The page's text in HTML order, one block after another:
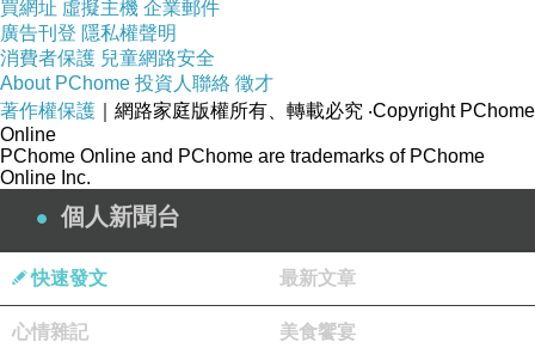
有可能下一秒就缺貨了！！
其他價格的部份及細節寫在這邊！
有興趣的話就連進去看看囉！
買網址 虛擬主機 企業郵件
廣告刊登 隱私權聲明
消費者保護 兒童網路安全
About PChome 投資人聯絡 徵才
著作權保護 ｜網路家庭版權所有、轉載必究 ‧Copyright PChome
Online
PChome Online and PChome are trademarks of PChome
Online Inc.
個人新聞台
快速發文 最新文章
心情雜記 美食饗宴